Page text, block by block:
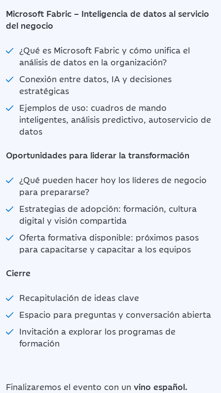
Microsoft Fabric – Inteligencia de datos al servicio
del negocio
¿Qué es Microsoft Fabric y cómo unifica el
análisis de datos en la organización?
Conexión entre datos, IA y decisiones
estratégicas
Ejemplos de uso: cuadros de mando
inteligentes, análisis predictivo, autoservicio de
datos
Oportunidades para liderar la transformación
¿Qué pueden hacer hoy los líderes de negocio
para prepararse?
Estrategias de adopción: formación, cultura
digital y visión compartida
Oferta formativa disponible: próximos pasos
para capacitarse y capacitar a los equipos
Cierre
Recapitulación de ideas clave
Espacio para preguntas y conversación abierta
Invitación a explorar los programas de
formación
Finalizaremos el evento con un vino español.